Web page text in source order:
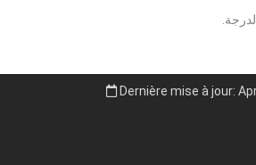
Dernière mise à jour: